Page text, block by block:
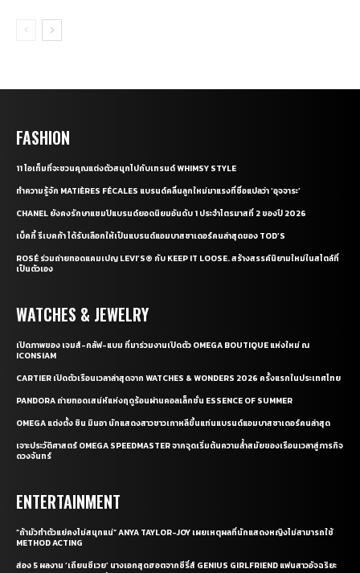
FASHION
11 ไอเท็มที่จะชวนคุณแต่งตัวสนุกไปกับเทรนด์ WHIMSY STYLE
ทำความรู้จัก MATIÈRES FÉCALES แบรนด์คลื่นลูกใหม่มาแรงที่ชื่อแปลว่า ‘อุจจาระ’
CHANEL ยังคงรักษาแชมป์แบรนด์ยอดนิยมอันดับ 1 ประจำไตรมาสที่ 2 ของปี 2026
เบ็คกี้ รีเบคก้า ได้รับเลือกให้เป็นแบรนด์แอมบาสซาเดอร์คนล่าสุดของ TOD’S
ROSÉ ร่วมถ่ายทอดแคมเปญ LEVI’S® กับ KEEP IT LOOSE. สร้างสรรค์นิยามใหม่ในสไตล์ที่
เป็นตัวเอง
WATCHES & JEWELRY
เปิดภาพของ เจมส์-กลัฟ-แบม ที่มาร่วมงานเปิดตัว OMEGA BOUTIQUE แห่งใหม่ ณ
ICONSIAM
CARTIER เปิดตัวเรือนเวลาล่าสุดจาก WATCHES & WONDERS 2026 ครั้งแรกในประเทศไทย
PANDORA ถ่ายทอดเสน่ห์แห่งฤดูร้อนผ่านคอลเล็กชั่น ESSENCE OF SUMMER
OMEGA แต่งตั้ง ชิน มินอา นักแสดงสาวชาวเกาหลีขึ้นแท่นแบรนด์แอมบาสซาเดอร์คนล่าสุด
เจาะประวัติศาสตร์ OMEGA SPEEDMASTER จากจุดเริ่มต้นความล้ำสมัยของเรือนเวลาสู่ภารกิจ
ดวงจันทร์
ENTERTAINMENT
“ถ้ามัวทำตัวแย่คงไม่สนุกแน่” ANYA TAYLOR-JOY เผยเหตุผลที่นักแสดงหญิงไม่สามารถใช้
METHOD ACTING
ส่อง 5 ผลงาน ‘เถียนซีเวย’ นางเอกสุดฮอตจากซีรี่ส์ GENIUS GIRLFRIEND แฟนสาวอัจฉริยะ